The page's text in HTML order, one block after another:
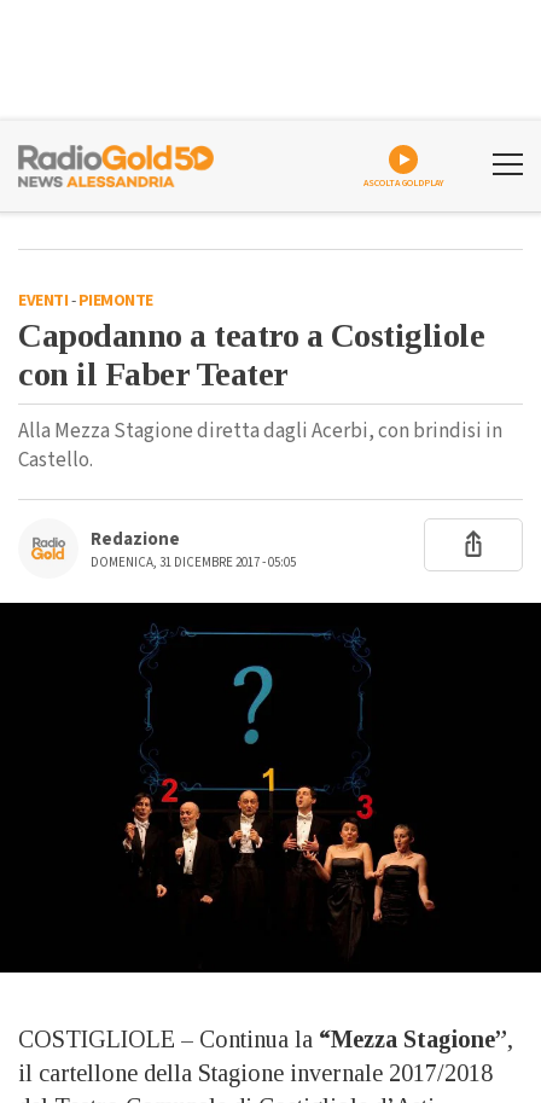
ASCOLTA GOLDPLAY
EVENTI-PIEMONTE
Capodanno a teatro a Costigliole
con il Faber Teater
Alla Mezza Stagione diretta dagli Acerbi, con brindisi in
Castello.
Redazione
DOMENICA, 31 DICEMBRE 2017 - 05:05
COSTIGLIOLE – Continua la “Mezza Stagione”,
il cartellone della Stagione invernale 2017/2018